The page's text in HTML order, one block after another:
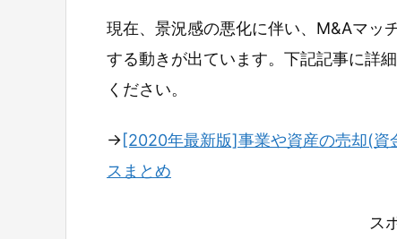
現在、景況感の悪化に伴い、M&Aマッ
する動きが出ています。下記記事に詳
ください。
→[2020年最新版]事業や資産の売却(
スまとめ
ス